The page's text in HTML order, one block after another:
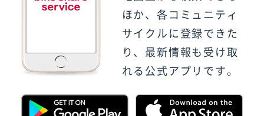
ほか、各コミュニティ
サイクルに登録できた
り、最新情報も受け取
れる公式アプリです。